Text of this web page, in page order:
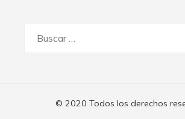
© 2020 Todos los derechos